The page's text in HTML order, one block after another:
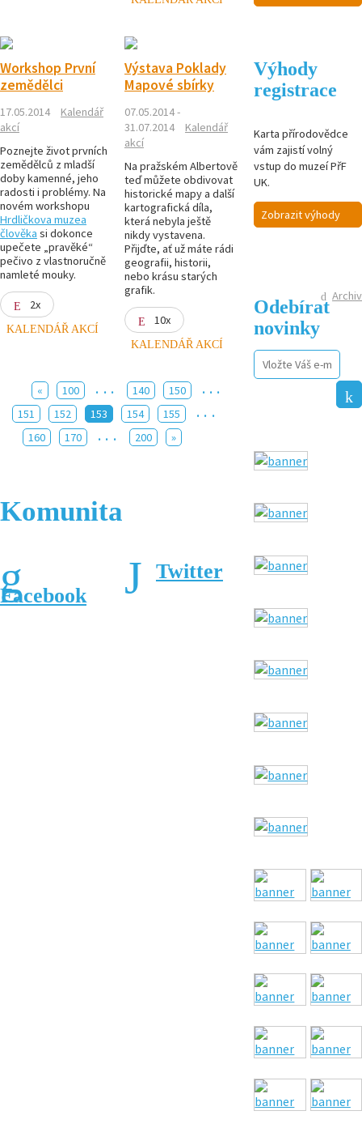
Workshop První
zemědělci
17.05.2014
Kalendář
akcí
Poznejte život prvních
zemědělců z mladší
doby kamenné, jeho
radosti i problémy. Na
novém workshopu
Hrdličkova muzea
člověka si dokonce
upečete „pravěké“
pečivo z vlastnoručně
namleté mouky.
2x
KALENDÁŘ AKCÍ
Výstava Poklady
Mapové sbírky
07.05.2014 -
31.07.2014
Kalendář
akcí
Na pražském Albertově
teď můžete obdivovat
historické mapy a další
kartografická díla,
která nebyla ještě
nikdy vystavena.
Přijďte, ať už máte rádi
geografii, historii,
nebo krásu starých
grafik.
10x
KALENDÁŘ AKCÍ
« 100 ... 140 150 ...
151 152 153 154 155 ...
160 170 ... 200 »
Komunita
Facebook
Twitter
Výhody
registrace
Karta přírodovědce
vám zajistí volný
vstup do muzeí PřF
UK.
Zobrazit výhody
Archiv
Odebírat
novinky